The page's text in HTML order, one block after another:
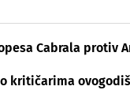
Cabrala protiv
kritičarima